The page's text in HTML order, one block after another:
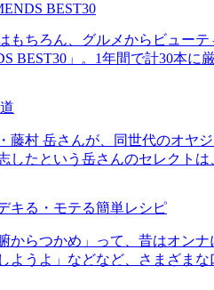
BEST30
もちろん、グルメからビュー
BEST30」。1年間で計30本に
藤村 岳さんが、同世代のオヤ
したという岳さんのセレクト
キる・モテる簡単レシピ
からつかめ」って、昔はオン
ようよ」などなど、さまざま